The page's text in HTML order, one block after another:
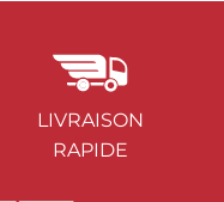
LIVRAISON
RAPIDE